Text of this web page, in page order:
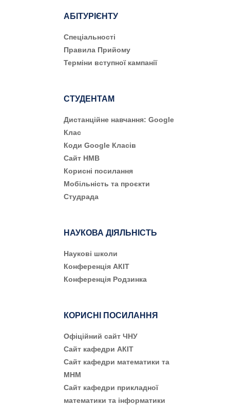
АБІТУРІЄНТУ
Cпеціальності
Правила Прийому
Терміни вступної кампанії
СТУДЕНТАМ
Дистанційне навчання: Google
Клас
Коди Google Класів
Сайт НМВ
Корисні посилання
Мобільність та проєкти
Студрада
НАУКОВА ДІЯЛЬНІСТЬ
Наукові школи
Конференція АКІТ
Конференція Родзинка
КОРИСНІ ПОСИЛАННЯ
Офіційний сайт ЧНУ
Сайт кафедри АКІТ
Сайт кафедри математики та
МНМ
Сайт кафедри прикладної
математики та інформатики